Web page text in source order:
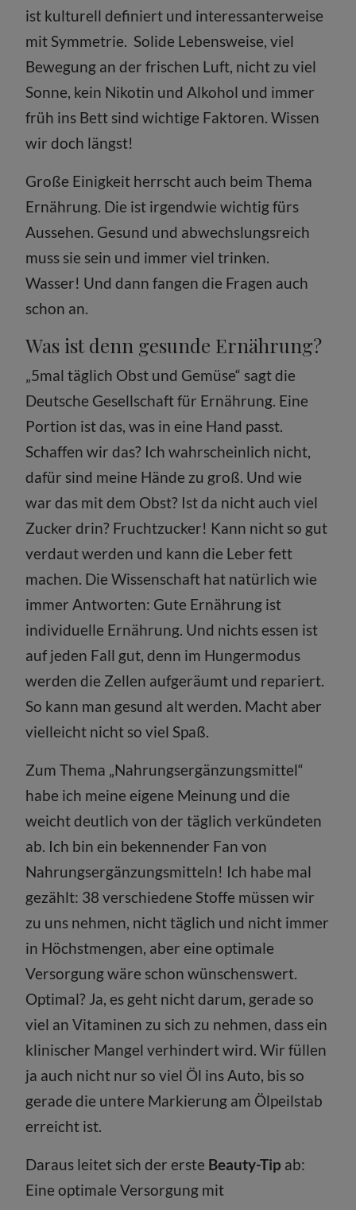
ist kulturell definiert und interessanterweise
mit Symmetrie. Solide Lebensweise, viel
Bewegung an der frischen Luft, nicht zu viel
Sonne, kein Nikotin und Alkohol und immer
früh ins Bett sind wichtige Faktoren. Wissen
wir doch längst!
Große Einigkeit herrscht auch beim Thema
Ernährung. Die ist irgendwie wichtig fürs
Aussehen. Gesund und abwechslungsreich
muss sie sein und immer viel trinken.
Wasser! Und dann fangen die Fragen auch
schon an.
Was ist denn gesunde Ernährung?
„5mal täglich Obst und Gemüse“ sagt die
Deutsche Gesellschaft für Ernährung. Eine
Portion ist das, was in eine Hand passt.
Schaffen wir das? Ich wahrscheinlich nicht,
dafür sind meine Hände zu groß. Und wie
war das mit dem Obst? Ist da nicht auch viel
Zucker drin? Fruchtzucker! Kann nicht so gut
verdaut werden und kann die Leber fett
machen. Die Wissenschaft hat natürlich wie
immer Antworten: Gute Ernährung ist
individuelle Ernährung. Und nichts essen ist
auf jeden Fall gut, denn im Hungermodus
werden die Zellen aufgeräumt und repariert.
So kann man gesund alt werden. Macht aber
vielleicht nicht so viel Spaß.
Zum Thema „Nahrungsergänzungsmittel“
habe ich meine eigene Meinung und die
weicht deutlich von der täglich verkündeten
ab. Ich bin ein bekennender Fan von
Nahrungsergänzungsmitteln! Ich habe mal
gezählt: 38 verschiedene Stoffe müssen wir
zu uns nehmen, nicht täglich und nicht immer
in Höchstmengen, aber eine optimale
Versorgung wäre schon wünschenswert.
Optimal? Ja, es geht nicht darum, gerade so
viel an Vitaminen zu sich zu nehmen, dass ein
klinischer Mangel verhindert wird. Wir füllen
ja auch nicht nur so viel Öl ins Auto, bis so
gerade die untere Markierung am Ölpeilstab
erreicht ist.
Daraus leitet sich der erste Beauty-Tip ab:
Eine optimale Versorgung mit